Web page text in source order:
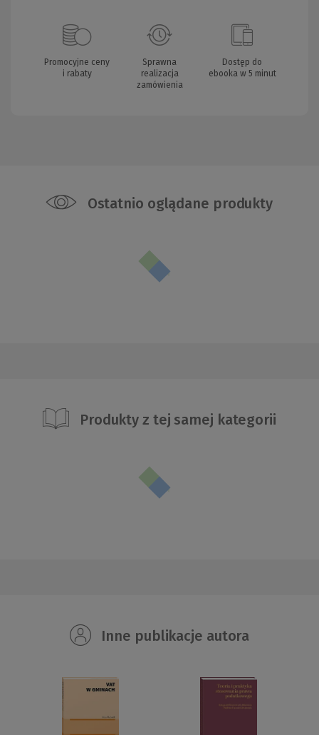
Promocyjne ceny
i rabaty
Sprawna
realizacja
zamówienia
Dostęp do
ebooka w 5 minut
Ostatnio oglądane produkty
Produkty z tej samej kategorii
Inne publikacje autora